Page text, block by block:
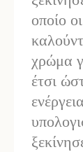
οποίο
χρώμα
έτσι